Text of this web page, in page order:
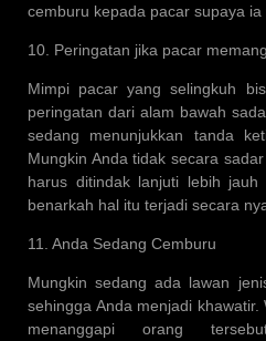
cemburu kepada pacar supaya ia
10. Peringatan jika pacar
Mimpi pacar yang selingkuh
peringatan dari alam bawah
sedang menunjukkan tanda
Mungkin Anda tidak secara
harus ditindak lanjuti lebih
benarkah hal itu terjadi secara
11. Anda Sedang Cemburu
Mungkin sedang ada lawan
sehingga Anda menjadi
menanggapi orang